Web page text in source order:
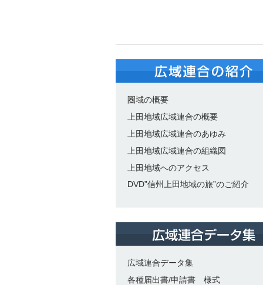
圏域の概要
上田地域広域連合の概要
上田地域広域連合のあゆみ
上田地域広域連合の組織図
上田地域へのアクセス
DVD”信州上田地域の旅”のご紹介
広域連合データ集
各種届出書/申請書 様式